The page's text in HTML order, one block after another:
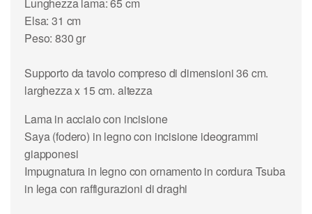
Lunghezza lama: 65 cm
Elsa: 31 cm
Peso: 830 gr
Supporto da tavolo compreso di dimensioni 36 cm.
larghezza x 15 cm. altezza
Lama in acciaio con incisione
Saya (fodero) in legno con incisione ideogrammi
giapponesi
Impugnatura in legno con ornamento in cordura Tsuba
in lega con raffigurazioni di draghi